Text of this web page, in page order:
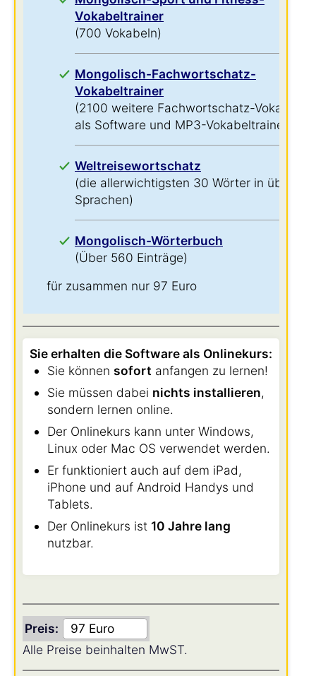
Vokabeltrainer
(700 Vokabeln)
Mongolisch-Fachwortschatz-
Vokabeltrainer
(2100 weitere Fachwortschatz-Vokabeln
als Software und MP3-Vokabeltrainer)
Weltreisewortschatz
(die allerwichtigsten 30 Wörter in über 60
Sprachen)
Mongolisch-Wörterbuch
(Über 560 Einträge)
für zusammen nur 97 Euro
Sie erhalten die Software als Onlinekurs:
Sie können sofort anfangen zu lernen!
Sie müssen dabei nichts installieren,
sondern lernen online.
Der Onlinekurs kann unter Windows,
Linux oder Mac OS verwendet werden.
Er funktioniert auch auf dem iPad,
iPhone und auf Android Handys und
Tablets.
Der Onlinekurs ist 10 Jahre lang
nutzbar.
Preis:
Alle Preise beinhalten MwST.